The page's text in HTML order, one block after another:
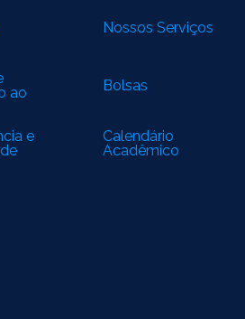
ao
e
Nossos Serviços
Bolsas
Calendário
Acadêmico